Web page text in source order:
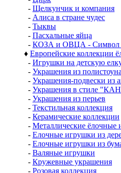
- Щелкунчик и компания
- Алиса в стране чудес
- Тыквы
- Пасхальные яйца
- КОЗА и ОВЦА - Символ
♦ Европейские коллекции
- Игрушки на детскую
- Украшения из
- Украшения-подвески из
- Украшения в стиле
- Украшения из перьев
- Текстильная коллекция
- Керамические коллекции
- Металлические ёлочные
- Елочные игрушки из
- Елочные игрушки из
- Валяные игрушки
- Кружевные украшения
- Розовая коллекция